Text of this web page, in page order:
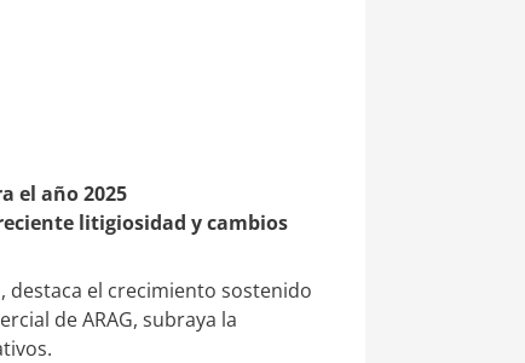
el año 2025
litigiosidad y cambios
destaca el crecimiento sostenido
de ARAG, subraya la